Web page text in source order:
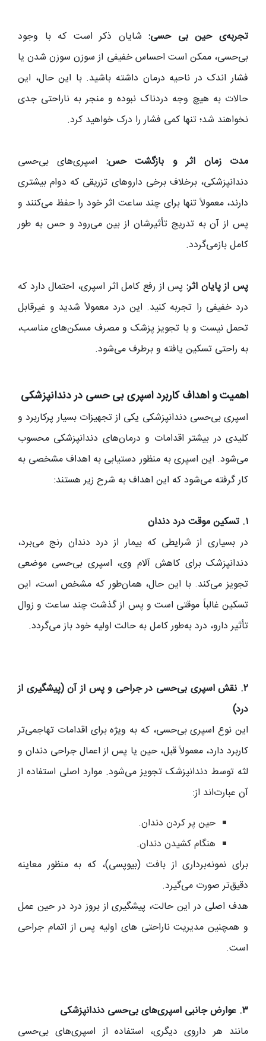
تجربه‌ی حین بی ‌حسی: شایان ذکر است که با وجود
بی‌حسی، ممکن است احساس خفیفی از سوزن سوزن شدن یا
فشار اندک در ناحیه درمان داشته باشید. با این حال، این
حالات به هیچ وجه دردناک نبوده و منجر به ناراحتی جدی
نخواهند شد؛ تنها کمی فشار را درک خواهید کرد.
مدت زمان اثر و بازگشت حس: اسپری‌های بی‌حسی
دندانپزشکی، برخلاف برخی داروهای تزریقی که دوام بیشتری
دارند، معمولاً تنها برای چند ساعت اثر خود را حفظ می‌کنند و
پس از آن به تدریج تأثیرشان از بین می‌رود و حس به طور
کامل بازمی‌گردد.
پس از پایان اثر: پس از رفع کامل اثر اسپری، احتمال دارد که
درد خفیفی را تجربه کنید. این درد معمولاً شدید و غیرقابل
تحمل نیست و با تجویز پزشک و مصرف مسکن‌های مناسب،
به راحتی تسکین یافته و برطرف می‌شود.
اهمیت و اهداف کاربرد اسپری بی حسی در دندانپزشکی
اسپری بی‌حسی دندانپزشکی یکی از تجهیزات بسیار پرکاربرد و
کلیدی در بیشتر اقدامات و درمان‌های دندانپزشکی محسوب
می‌شود. این اسپری به منظور دستیابی به اهداف مشخصی به
کار گرفته می‌شود که این اهداف به شرح زیر هستند:
۱. تسکین موقت درد دندان
در بسیاری از شرایطی که بیمار از درد دندان رنج می‌برد،
دندانپزشک برای کاهش آلام وی، اسپری بی‌حسی موضعی
تجویز می‌کند. با این حال، همان‌طور که مشخص است، این
تسکین غالباً موقتی است و پس از گذشت چند ساعت و زوال
تأثیر دارو، درد به‌طور کامل به حالت اولیه خود باز می‌گردد.
۲. نقش اسپری بی‌حسی در جراحی و پس از آن (پیشگیری از
درد)
این نوع اسپری بی‌حسی، که به ویژه برای اقدامات تهاجمی‌تر
کاربرد دارد، معمولاً قبل، حین یا پس از اعمال جراحی دندان و
لثه توسط دندانپزشک تجویز می‌شود. موارد اصلی استفاده از
آن عبارت‌اند از:
حین پر کردن دندان.
هنگام کشیدن دندان.
برای نمونه‌برداری از بافت (بیوپسی)، که به منظور معاینه
دقیق‌تر صورت می‌گیرد.
هدف اصلی در این حالت، پیشگیری از بروز درد در حین عمل
و همچنین مدیریت ناراحتی‌ های اولیه پس از اتمام جراحی
است.
۳. عوارض جانبی اسپری‌های بی‌حسی دندانپزشکی
مانند هر داروی دیگری، استفاده از اسپری‌های بی‌حسی